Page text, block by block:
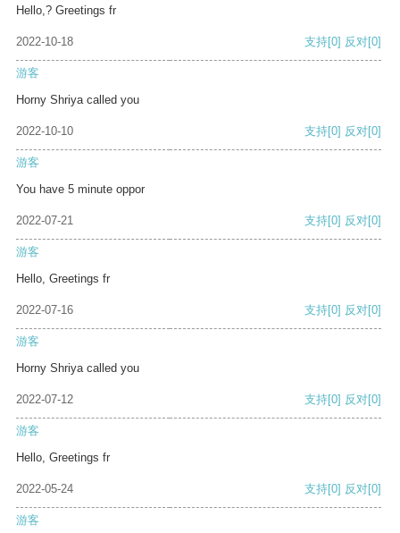
Hello,? Greetings fr
2022-10-18 支持[0] 反对[0]
游客
Horny Shriya called you
2022-10-10 支持[0] 反对[0]
游客
You have 5 minute oppor
2022-07-21 支持[0] 反对[0]
游客
Hello, Greetings fr
2022-07-16 支持[0] 反对[0]
游客
Horny Shriya called you
2022-07-12 支持[0] 反对[0]
游客
Hello, Greetings fr
2022-05-24 支持[0] 反对[0]
游客